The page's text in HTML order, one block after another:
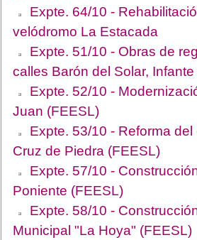
Expte. 64/10 -
velódromo La Estacada
Expte. 51/10 - Obras de
calles Barón del Solar,
Expte. 52/10 -
Juan (FEESL)
Expte. 53/10 - Reforma
Cruz de Piedra (FEESL)
Expte. 57/10 -
Poniente (FEESL)
Expte. 58/10 -
Municipal "La Hoya" (FEESL)